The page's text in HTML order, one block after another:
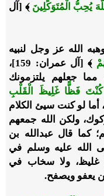
يُحِبُّ الْمُتَوَكِّلِينَ ﴾ [آل
الله عز وجل لنبيه
﴾ [آل عمران: 159]،
مما جعلهم يلتزمونك
كُنْتَ فَظًّا غَلِيظَ الْقَلْبِ
عمران: 159]، أما لو كنت سيئ الكلام
ولكن الله جمعهم
كما قال عبدالله بن
الله عليه وسلم في
غليظ، ولا سخاب في
يعفو ويصفح.